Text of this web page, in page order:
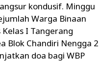
kondusif. Minggu
Warga Binaan
I Tangerang
Blok Chandiri Nengga 2
doa bagi WBP